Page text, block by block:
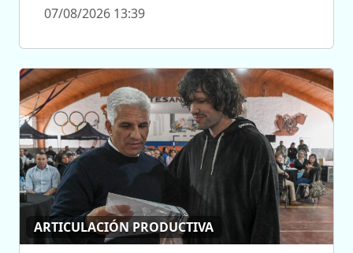
07/08/2026 13:39
ARTICULACIÓN PRODUCTIVA